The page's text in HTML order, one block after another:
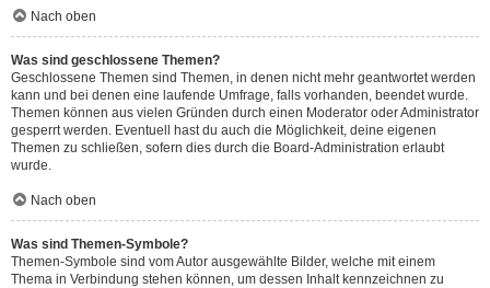
Nach oben
Was sind geschlossene Themen?
Geschlossene Themen sind Themen, in denen nicht mehr geantwortet werden
kann und bei denen eine laufende Umfrage, falls vorhanden, beendet wurde.
Themen können aus vielen Gründen durch einen Moderator oder Administrator
gesperrt werden. Eventuell hast du auch die Möglichkeit, deine eigenen
Themen zu schließen, sofern dies durch die Board-Administration erlaubt
wurde.
Nach oben
Was sind Themen-Symbole?
Themen-Symbole sind vom Autor ausgewählte Bilder, welche mit einem
Thema in Verbindung stehen können, um dessen Inhalt kennzeichnen zu